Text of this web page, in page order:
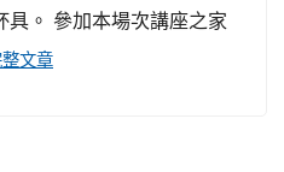
。 參加本場次講座之家
文章